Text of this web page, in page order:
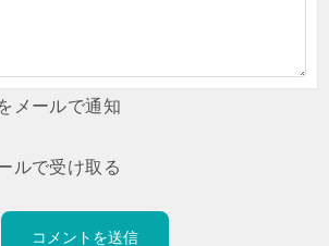
メールで通知
ルで受け取る